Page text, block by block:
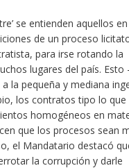
se entienden aquellos
de un proceso
para irse rotando la
lugares del país. Esto
la pequeña y mediana
los contratos tipo lo que
homogéneos en
que los procesos sean
el Mandatario destacó
la corrupción y darle